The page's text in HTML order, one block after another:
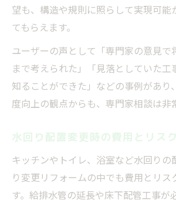
望も、構造や規則に照らして実現可能
てもらえます。
ユーザーの声として「専門家の意見で
まで考えられた」「見落としていた工
知ることができた」などの事例があり
度向上の観点からも、専門家相談は非
水回り配置変更時の費用とリス
キッチンやトイレ、浴室など水回りの
り変更リフォームの中でも費用とリス
す。給排水管の延長や床下配管工事が